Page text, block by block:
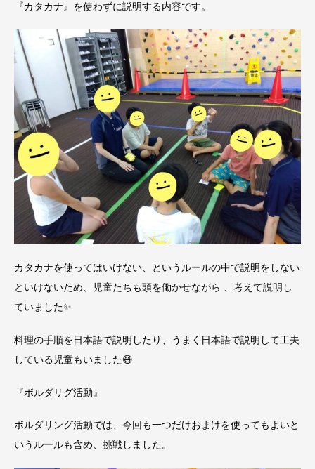
『カタカナ』を使わずに説明する内容です。
カタカナを使ってはいけない、というルールの中で説明をしない
といけないため、児童たちも頭を働かせながら 、考えて説明し
ていました✨
料理の手順を日本語で説明したり、うまく日本語で説明して工夫
している児童もいました😄
『ボルダリグ活動』
ボルダリング活動では、今回も一つだけおまけを使ってもよいと
いうルールも含め、挑戦しました。